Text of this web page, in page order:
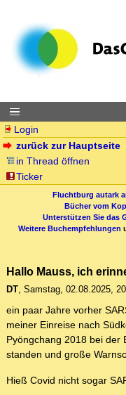
Login
zurück zur Hauptseite
in Thread öffnen
Ticker
Fluchtburg autark
Bücher vom
Unterstützen Sie das
Weitere Buchempfehlungen
Hallo Mauss, ich
DT, Samstag, 02.08.2025,
ein paar Jahre vorher
meiner Einreise nach
Pyöngchang 2018 bei der
standen und große
Hieß Covid nicht sogar